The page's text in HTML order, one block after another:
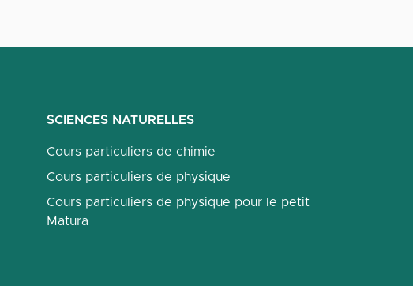
SCIENCES NATURELLES
Cours particuliers de chimie
Cours particuliers de physique
Cours particuliers de physique pour le petit
Matura